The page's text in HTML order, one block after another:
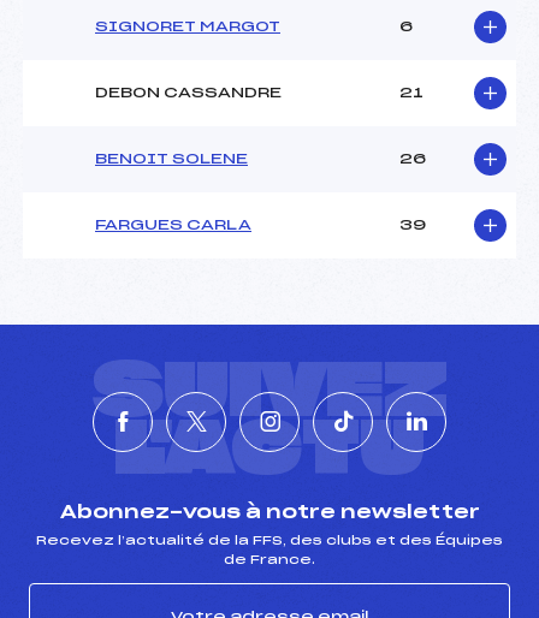
SIGNORET MARGOT 6
DEBON CASSANDRE 21
BENOIT SOLENE 26
FARGUES CARLA 39
SUIVEZ
L'ACTU
Abonnez-vous à notre newsletter
Recevez l’actualité de la FFS, des clubs et des Équipes
de France.